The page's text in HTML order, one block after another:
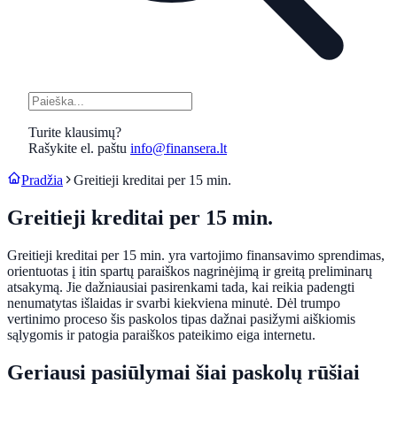
Turite klausimų?
Rašykite el. paštu info@finansera.lt
Pradžia Greitieji kreditai per 15 min.
Greitieji kreditai per 15 min.
Greitieji kreditai per 15 min. yra vartojimo finansavimo sprendimas,
orientuotas į itin spartų paraiškos nagrinėjimą ir greitą preliminarų
atsakymą. Jie dažniausiai pasirenkami tada, kai reikia padengti
nenumatytas išlaidas ir svarbi kiekviena minutė. Dėl trumpo
vertinimo proceso šis paskolos tipas dažnai pasižymi aiškiomis
sąlygomis ir patogia paraiškos pateikimo eiga internetu.
Geriausi pasiūlymai šiai paskolų rūšiai